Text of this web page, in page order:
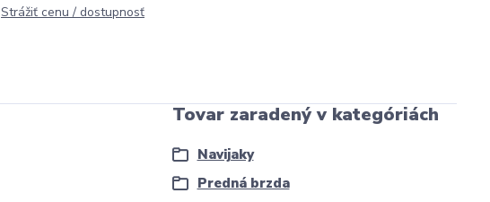
Strážiť cenu / dostupnosť
Tovar zaradený v kategóriách
Navijaky
Predná brzda